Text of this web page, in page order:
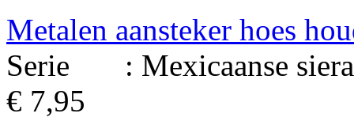
Metalen aansteker hoes
Serie : Mexicaanse
€ 7,95